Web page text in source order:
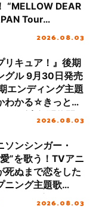
“MELLOW DEAR
Tour
to meet YOU
2026.08.03
リキュア！』後期
グル 9月30日発売
エンディング主題
わかる☆きっとあ
イズ先行配信開
2026.08.03
ソンシンガー・
”を歌う！TVアニ
死ぬまで恋をした
ニング主題歌
インタビュー2026.08.03